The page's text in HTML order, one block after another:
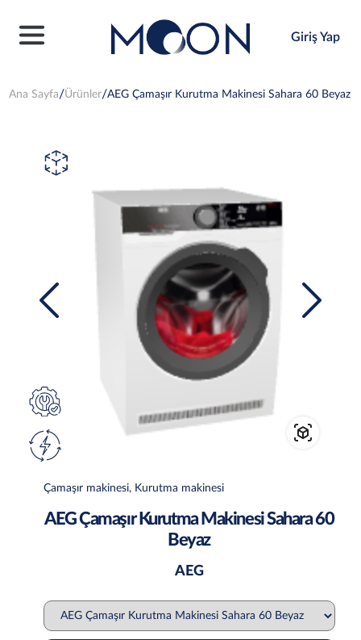
Giriş Yap
Ana Sayfa Ürünler AEG Çamaşır Kurutma Makinesi Sahara 60 Beyaz
Çamaşır makinesi, Kurutma makinesi
AEG Çamaşır Kurutma Makinesi Sahara 60
Beyaz
AEG